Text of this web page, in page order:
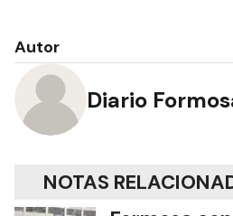
Autor
Diario
NOTAS